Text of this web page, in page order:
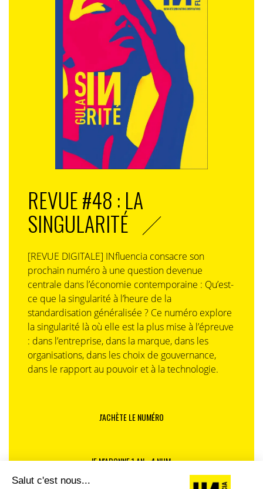
REVUE #48 : LA
SINGULARITÉ
[REVUE DIGITALE] INfluencia consacre son
prochain numéro à une question devenue
centrale dans l’économie contemporaine : Qu’est-
ce que la singularité à l’heure de la
standardisation généralisée ? Ce numéro explore
la singularité là où elle est la plus mise à l’épreuve
: dans l’entreprise, dans la marque, dans les
organisations, dans les choix de gouvernance,
dans le rapport au pouvoir et à la technologie.
J'ACHÈTE LE NUMÉRO
JE M'ABONNE 1 AN - 4 NUM.